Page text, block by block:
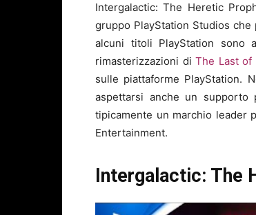
Intergalactic: The Heretic
gruppo PlayStation Studios
alcuni titoli PlayStation sono
rimasterizzazioni di The Last of
sulle piattaforme PlayStation.
aspettarsi anche un supporto
tipicamente un marchio leader
Entertainment.
Intergalactic: The